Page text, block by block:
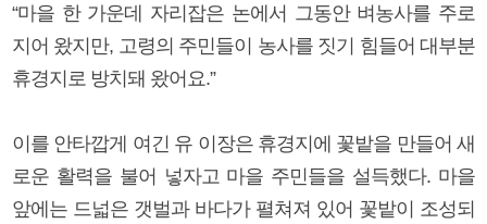
“마을 한 가운데 자리잡은 논에서 그동안 벼농사를 주로
지어 왔지만, 고령의 주민들이 농사를 짓기 힘들어 대부분
휴경지로 방치돼 왔어요.”
이를 안타깝게 여긴 유 이장은 휴경지에 꽃밭을 만들어 새
로운 활력을 불어 넣자고 마을 주민들을 설득했다. 마을
앞에는 드넓은 갯벌과 바다가 펼쳐져 있어 꽃밭이 조성되